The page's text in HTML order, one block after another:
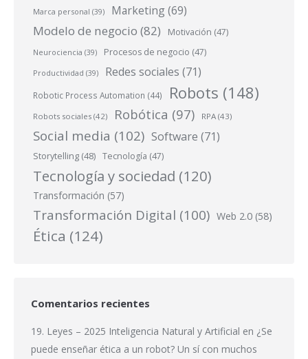
Marca personal (39) Marketing (69)
Modelo de negocio (82) Motivación (47)
Neurociencia (39) Procesos de negocio (47)
Productividad (39) Redes sociales (71)
Robotic Process Automation (44) Robots (148)
Robots sociales (42) Robótica (97) RPA (43)
Social media (102) Software (71)
Storytelling (48) Tecnología (47)
Tecnología y sociedad (120)
Transformación (57)
Transformación Digital (100) Web 2.0 (58)
Ética (124)
Comentarios recientes
19. Leyes – 2025 Inteligencia Natural y Artificial en ¿Se
puede enseñar ética a un robot? Un sí con muchos